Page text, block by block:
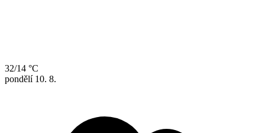
32/14 °C
pondělí 10. 8.